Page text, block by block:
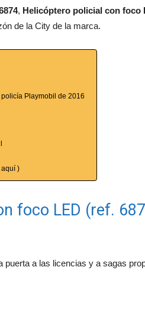
, Helicóptero policial con foco
de la City de la marca.
Playmobil de 2016
)
foco LED (ref.
puerta a las licencias y a sagas